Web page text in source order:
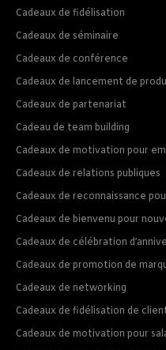
Cadeaux de fidélisation
Cadeaux de séminaire
Cadeaux de conférence
Cadeaux de lancement de
Cadeaux de partenariat
Cadeau de team building
Cadeaux de motivation pour
Cadeaux de relations publiques
Cadeaux de reconnaissance
Cadeaux de bienvenu pour
Cadeaux de célébration
Cadeaux de promotion de
Cadeaux de networking
Cadeaux de fidélisation de
Cadeaux de motivation pour